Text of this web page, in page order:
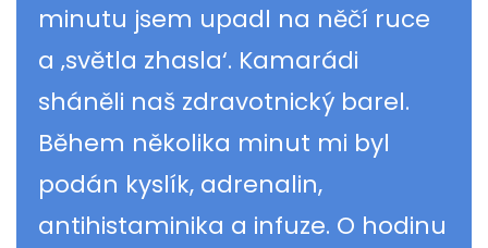
minutu jsem upadl na něčí ruce
a ‚světla zhasla‘. Kamarádi
sháněli naš zdravotnický barel.
Během několika minut mi byl
podán kyslík, adrenalin,
antihistaminika a infuze. O hodinu